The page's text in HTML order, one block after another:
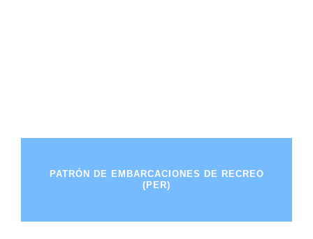
PATRÓN DE EMBARCACIONES DE RECREO
(PER)